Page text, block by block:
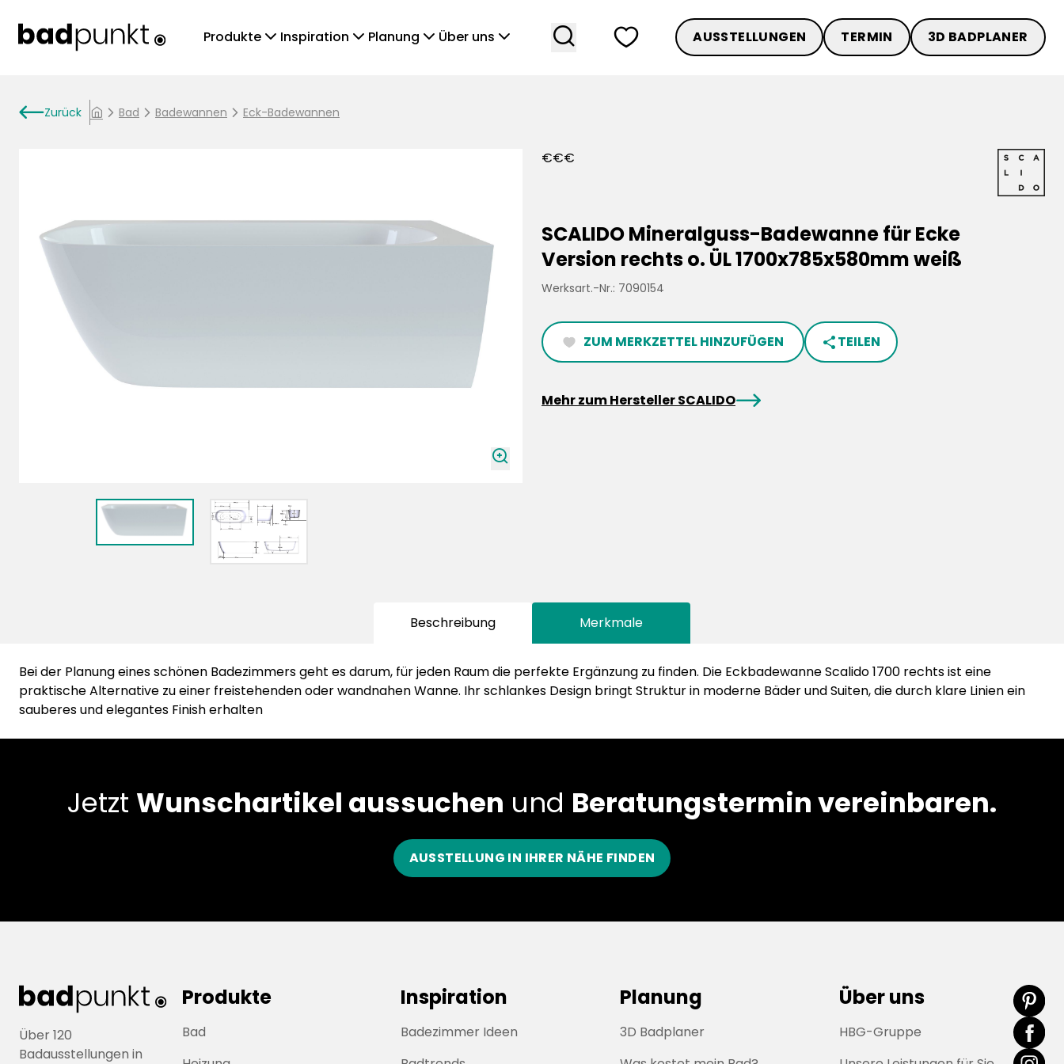
Produkte chevronDown Inspiration chevronDown Planung chevronDown Über uns chevronDown search heart AUSSTELLUNGEN TERMIN 3D BADPLANER
arrowLeftZurück home chevronRight Bad chevronRight Badewannen chevronRight Eck-Badewannen
zoomIn
€€€
SCALIDO Mineralguss-Badewanne für Ecke
Version rechts o. ÜL 1700x785x580mm weiß
Werksart.-Nr.: 7090154
heartFilled ZUM MERKZETTEL HINZUFÜGEN share TEILEN
Mehr zum Hersteller SCALIDOarrowRight
Beschreibung Merkmale
Bei der Planung eines schönen Badezimmers geht es darum, für jeden Raum die perfekte Ergänzung zu finden. Die Eckbadewanne Scalido 1700 rechts ist eine
praktische Alternative zu einer freistehenden oder wandnahen Wanne. Ihr schlankes Design bringt Struktur in moderne Bäder und Suiten, die durch klare Linien ein
sauberes und elegantes Finish erhalten
Jetzt Wunschartikel aussuchen und Beratungstermin vereinbaren.
AUSSTELLUNG IN IHRER NÄHE FINDEN
Über 120
Badausstellungen in
Produkte
Bad
Inspiration
Badezimmer Ideen
Planung
3D Badplaner
Über uns
HBG-Gruppe